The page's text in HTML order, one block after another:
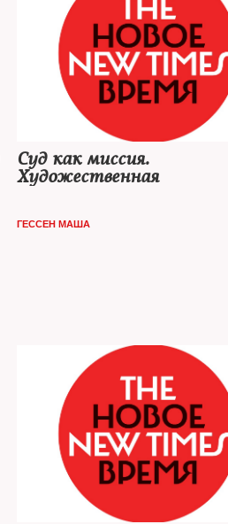
Суд как миссия.
Художественная
ГЕССЕН МАША